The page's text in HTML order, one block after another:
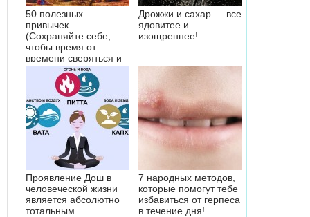
50 полезных
привычек.
(Сохраняйте себе,
чтобы время от
времени сверяться и
соблюдать)
Дрожжи и сахар — все
ядовитее и
изощреннее!
Проявление Дош в
человеческой жизни
является абсолютно
тотальным
7 народных методов,
которые помогут тебе
избавиться от герпеса
в течение дня!